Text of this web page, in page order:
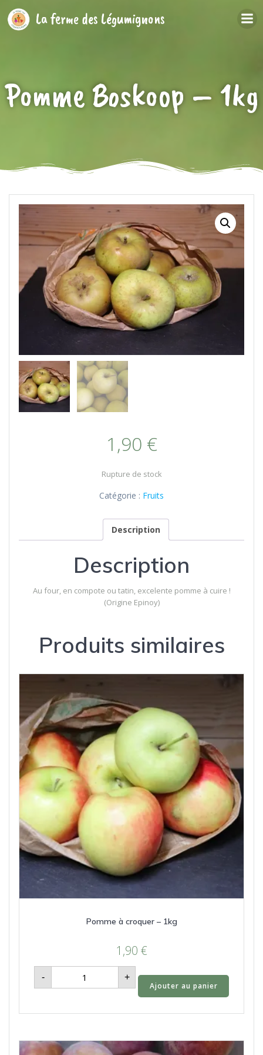
au
contenu
La ferme des Légumignons
Pomme Boskoop – 1kg
1,90 €
Rupture de stock
Catégorie : Fruits
Description
Description
Au four, en compote ou tatin, excelente pomme à cuire !
(Origine Epinoy)
Produits similaires
Pomme à croquer – 1kg
1,90 €
-
quantité
de
Pomme
-
+
Ajouter au panier